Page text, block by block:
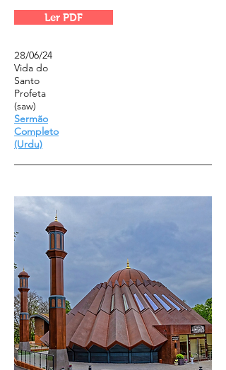
Ler PDF
28/06/24
Vida do
Santo
Profeta
(saw)
Sermão
Completo
(Urdu)